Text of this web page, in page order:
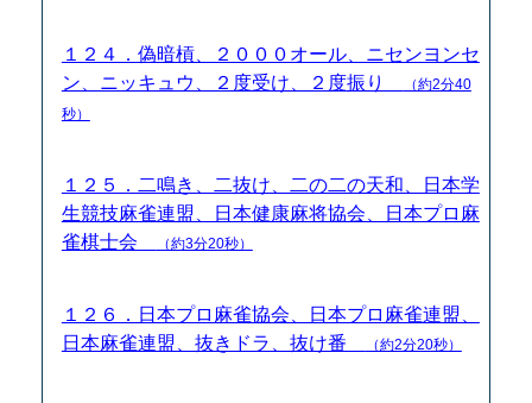
１２４．偽暗槓、２０００オール、ニセンヨンセ
ン、ニッキュウ、２度受け、２度振り
（約2分40
秒）
１２５．二鳴き、二抜け、二の二の天和、日本学
生競技麻雀連盟、日本健康麻将協会、日本プロ麻
雀棋士会
（約3分20秒）
１２６．日本プロ麻雀協会、日本プロ麻雀連盟、
日本麻雀連盟、抜きドラ、抜け番
（約2分20秒）